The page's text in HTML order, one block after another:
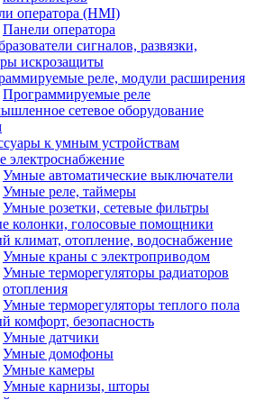
оператора (HMI)
Панели оператора
сигналов, развязки,
искрозащиты
реле, модули расширения
Программируемые реле
сетевое оборудование
к умным устройствам
электроснабжение
Умные автоматические выключатели
Умные реле, таймеры
Умные розетки, сетевые фильтры
колонки, голосовые помощники
климат, отопление, водоснабжение
Умные краны с электроприводом
Умные терморегуляторы радиаторов
отопления
Умные терморегуляторы теплого пола
комфорт, безопасность
Умные датчики
Умные домофоны
Умные камеры
Умные карнизы, шторы